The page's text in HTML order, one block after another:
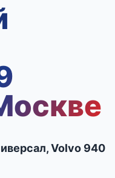
Volvo 940